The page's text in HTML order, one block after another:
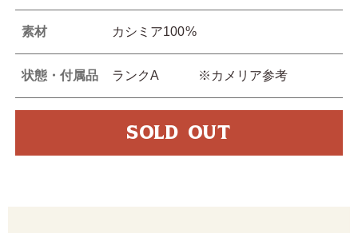
素材 カシミア100%
状態・付属品 ランクA ※カメリア参考
SOLD OUT